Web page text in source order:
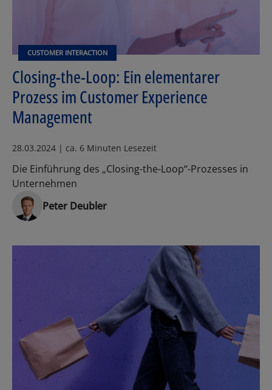
CUSTOMER INTERACTION
Closing-the-Loop: Ein elementarer
Prozess im Customer Experience
Management
28.03.2024 | ca. 6 Minuten Lesezeit
Die Einführung des „Closing-the-Loop“-Prozesses in
Unternehmen
Peter Deubler